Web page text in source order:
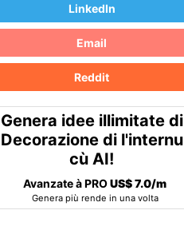
LinkedIn
Email
Reddit
Genera idee illimitate di
Decorazione di l'internu
cù AI!
Avanzate à PROUS$ 7.0/m
Genera più rende in una volta